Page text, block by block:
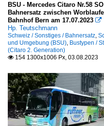
BSU - Mercedes Citaro Nr.58
Bahnersatz zwischen
Bahnhof Bern am 17.07.2023 
Hp. Teutschmann
Schweiz / Sonstiges / Bahnersatz
und Umgebung (BSU) Bustypen /
(Citaro 2. Generation)
 154 1300x1006 Px, 03.08.2023